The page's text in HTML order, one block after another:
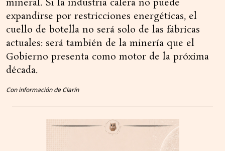
mineral. Si la industria calera no puede
expandirse por restricciones energéticas, el
cuello de botella no será solo de las fábricas
actuales: será también de la minería que el
Gobierno presenta como motor de la próxima
década.
Con información de Clarín